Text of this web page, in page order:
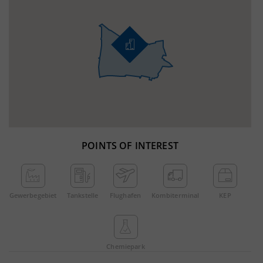
POINTS OF INTEREST
Gewerbe­gebiet Tankstelle Flughafen Kombi­terminal KEP
Chemie­park